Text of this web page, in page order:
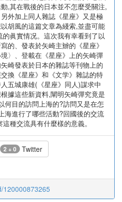
,其在戰後的日本並不怎麼受關注,
外加上同人雜誌《星座》又是極
胡風的這篇文章為綫索,並盡可能
眞實情况。這次我有幸看到了以
的、發表於矢崎主辧的《星座》
〉、登載在《星座》上的矢崎彈
崎發表於日本的雜誌等刊物上的
換《星座》和《文学》雜誌的特
五城康雄(《星座》同人)謀求中
據這些新資料,闡明矢崎彈究竟是
何目的訪問上海的?訪問又是在怎
海進行了哪些活動?回國後的交流
種交流具有什麼樣的意義。
2 + 0 Twitter
120000873265